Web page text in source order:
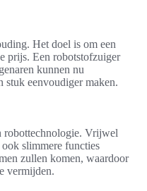
Het doel is om een
prijs. Een robotstofzuiger
kunnen nu
stuk eenvoudiger maken.
robottechnologie. Vrijwel
slimmere functies
zullen komen, waardoor
vermijden.